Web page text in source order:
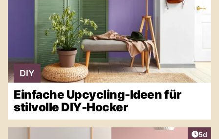
DIY
Einfache Upcycling-Ideen für
stilvolle DIY-Hocker
5d